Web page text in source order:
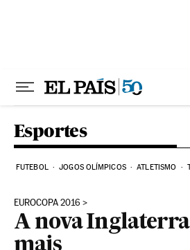
Esportes
FUTEBOL JOGOS OLÍMPICOS ATLETISMO
EUROCOPA 2016
A nova
mais